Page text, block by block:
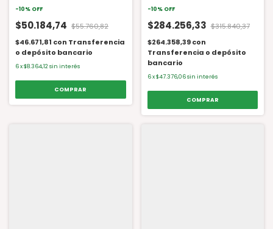
-10% OFF
$50.184,74 $55.760,82
$46.671,81 con Transferencia
o depósito bancario
6x$8.364,12 sin interés
-10% OFF
$284.256,33 $315.840,37
$264.358,39con
Transferencia o depósito
bancario
6 x$47.376,06 sin interés